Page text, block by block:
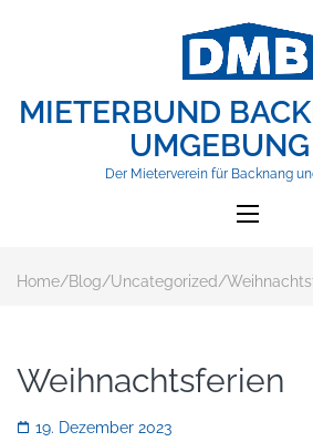
MIETERBUND
UMGEBUNG
Der Mieterverein für Backnang
Home/Blog/Uncategorized/
Weihnachtsferien
19. Dezember 2023